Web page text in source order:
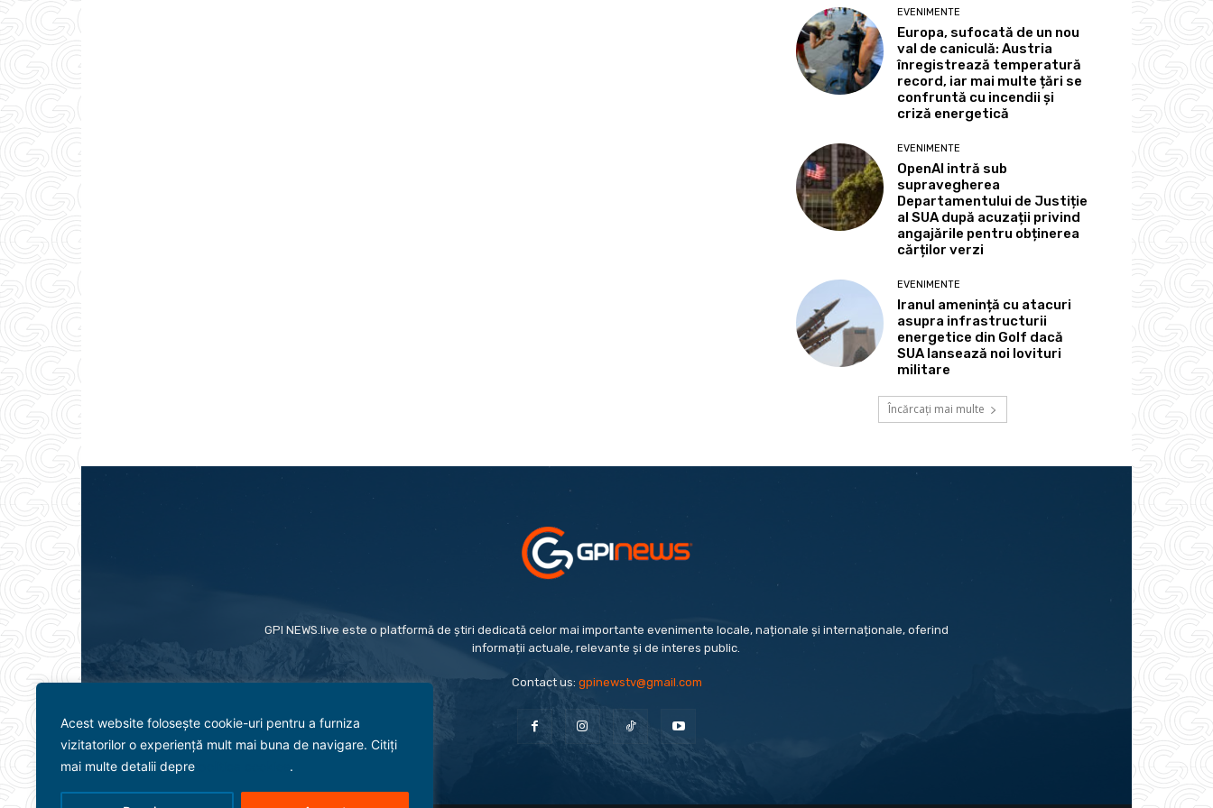
Acest website folosește cookie-uri pentru a furniza
vizitatorilor o experiență mult mai buna de navigare. Citiți
mai multe detalii depre
.
EVENIMENTE
Europa, sufocată de un nou
val de caniculă: Austria
înregistrează temperatură
record, iar mai multe țări se
confruntă cu incendii și
criză energetică
EVENIMENTE
OpenAI intră sub
supravegherea
Departamentului de Justiție
al SUA după acuzații privind
angajările pentru obținerea
cărților verzi
EVENIMENTE
Iranul amenință cu atacuri
asupra infrastructurii
energetice din Golf dacă
SUA lansează noi lovituri
militare
Încărcați mai multe
GPI NEWS.live este o platformă de știri dedicată celor mai importante evenimente locale, naționale și internaționale, oferind
informații actuale, relevante și de interes public.
Contact us: gpinewstv@gmail.com